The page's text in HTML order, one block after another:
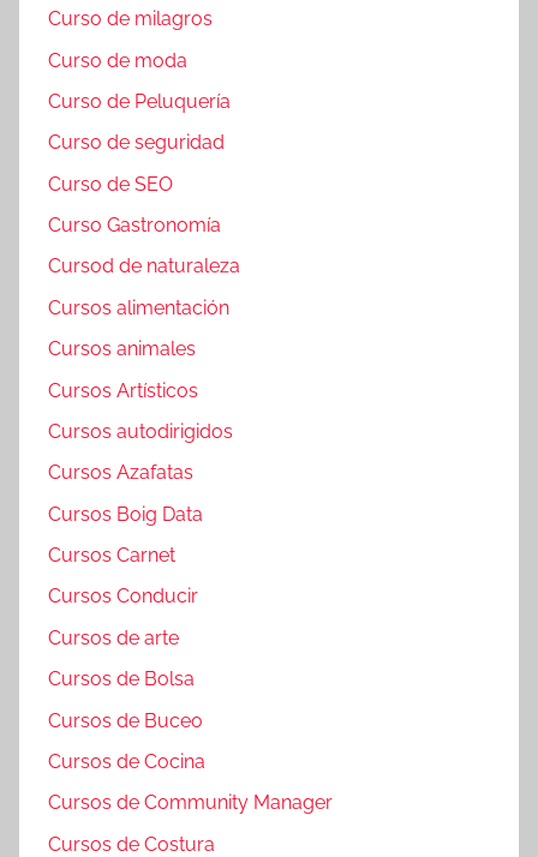
Curso de milagros
Curso de moda
Curso de Peluquería
Curso de seguridad
Curso de SEO
Curso Gastronomía
Cursod de naturaleza
Cursos alimentación
Cursos animales
Cursos Artísticos
Cursos autodirigidos
Cursos Azafatas
Cursos Boig Data
Cursos Carnet
Cursos Conducir
Cursos de arte
Cursos de Bolsa
Cursos de Buceo
Cursos de Cocina
Cursos de Community Manager
Cursos de Costura